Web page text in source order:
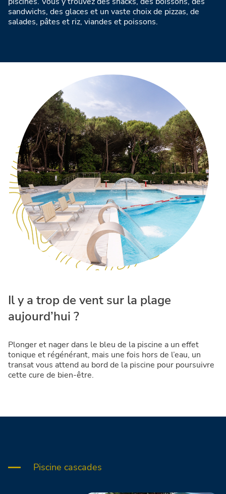
sandwichs, des glaces et un vaste choix de pizzas, de
salades, pâtes et riz, viandes et poissons.
Il y a trop de vent sur la plage
aujourd’hui ?
Plonger et nager dans le bleu de la piscine a un effet
tonique et régénérant, mais une fois hors de l’eau, un
transat vous attend au bord de la piscine pour poursuivre
cette cure de bien-être.
Piscine cascades